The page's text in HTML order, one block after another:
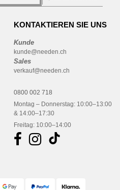
KONTAKTIEREN SIE UNS
Kunde
kunde@needen.ch
Sales
verkauf@needen.ch
0800 002 718
Montag – Donnerstag: 10:00–13:00
& 14:00–17:30
Freitag: 10:00–14:00